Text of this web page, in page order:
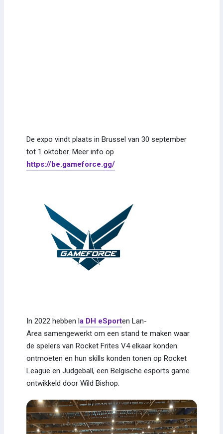
De expo vindt plaats in Brussel van 30 september
tot 1 oktober. Meer info op
https://be.gameforce.gg/
In 2022 hebben la DH eSporten Lan-
Area samengewerkt om een stand te maken waar
de spelers van Rocket Frites V4 elkaar konden
ontmoeten en hun skills konden tonen op Rocket
League en Judgeball, een Belgische esports game
ontwikkeld door Wild Bishop.